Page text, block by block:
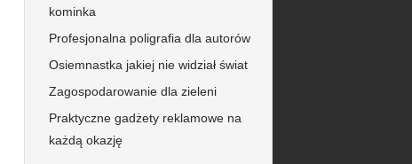
kominka
Profesjonalna poligrafia dla autorów
Osiemnastka jakiej nie widział świat
Zagospodarowanie dla zieleni
Praktyczne gadżety reklamowe na
każdą okazję